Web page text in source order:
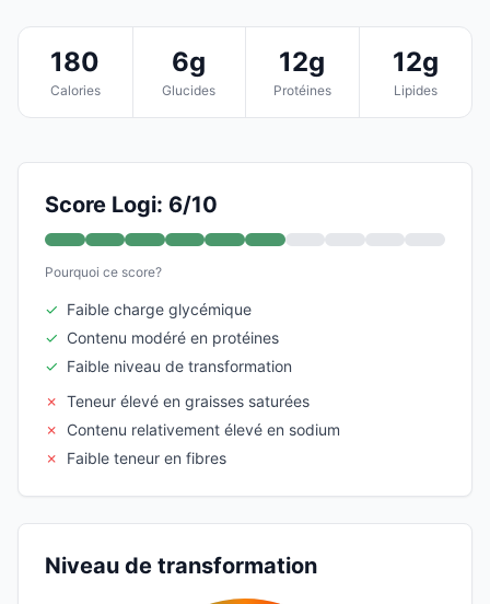
180
Calories
6g
Glucides
12g
Protéines
12g
Lipides
Score Logi: 6/10
Pourquoi ce score?
✓ Faible charge glycémique
✓ Contenu modéré en protéines
✓ Faible niveau de transformation
✗ Teneur élevé en graisses saturées
✗
Contenu relativement élevé en sodium
✗
Faible teneur en fibres
Niveau de transformation